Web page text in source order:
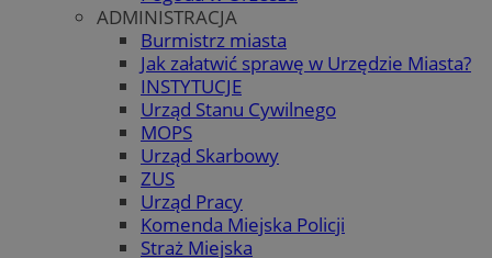
ADMINISTRACJA
Burmistrz miasta
Jak załatwić sprawę w Urzędzie Miasta?
INSTYTUCJE
Urząd Stanu Cywilnego
MOPS
Urząd Skarbowy
ZUS
Urząd Pracy
Komenda Miejska Policji
Straż Miejska